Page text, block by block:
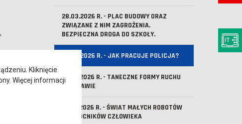
28.03.2026 R. - PLAC BUDOWY ORAZ
ZWIĄZANE Z NIM ZAGROŻENIA.
BEZPIECZNA DROGA DO SZKOŁY.
07.03.2026 R. - JAK PRACUJE POLICJA?
07.02.2026 R. - TANECZNE FORMY RUCHU
W ZABAWIE
24.01.2026 R. - ŚWIAT MAŁYCH ROBOTÓW
- POMOCNIKÓW CZŁOWIEKA
Kliknięcie
Więcej informacji